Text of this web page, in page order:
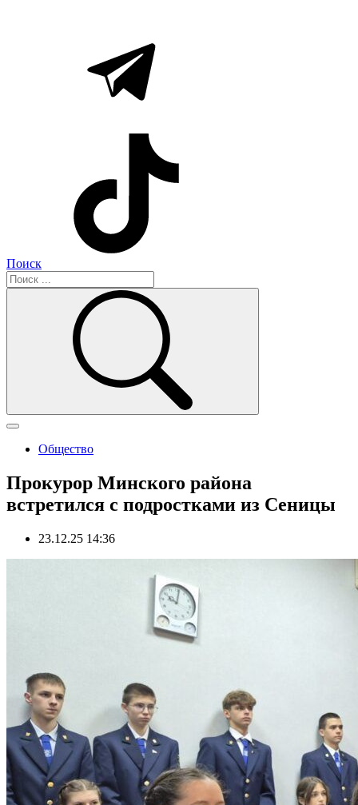
Поиск
Общество
Прокурор Минского района
встретился с подростками из Сеницы
23.12.25 14:36